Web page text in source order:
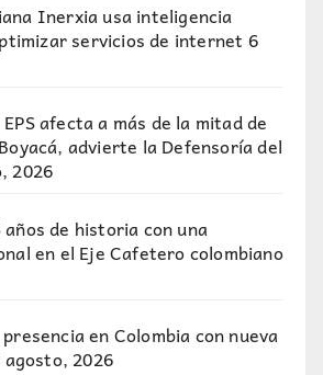
Inerxia usa inteligencia
servicios de internet 6
afecta a más de la mitad de
advierte la Defensoría del
2026
de historia con una
en el Eje Cafetero colombiano
en Colombia con nueva
agosto, 2026